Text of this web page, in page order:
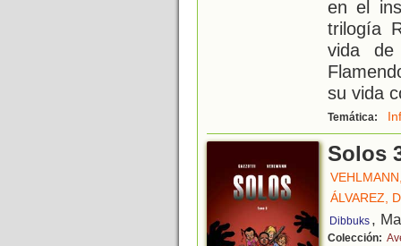
en el
trilogía
vida
su vida
Temática:
Solos
ÁLVAREZ,
Dibbuks ,
Colección: